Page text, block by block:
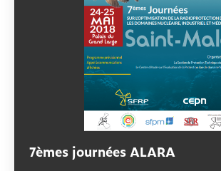
7èmes journées ALARA